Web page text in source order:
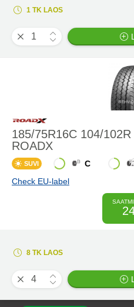
1 TK LAOS
185/75R16C 104/
ROADX
SUVI C
Check EU-label
8 TK LAOS